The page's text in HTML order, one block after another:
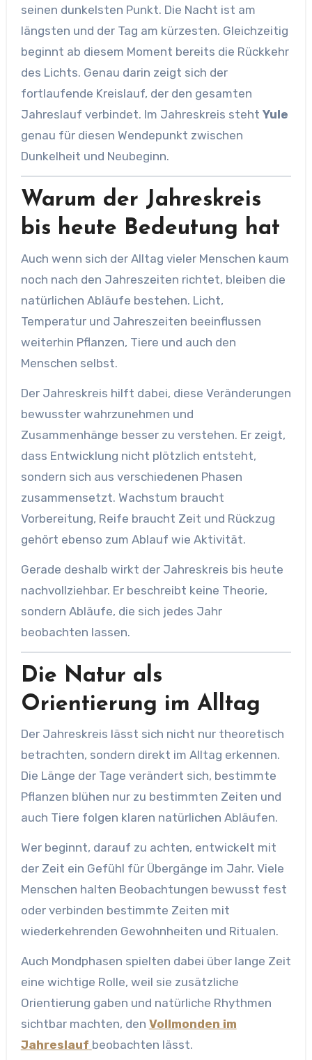
seinen dunkelsten Punkt. Die Nacht ist am
längsten und der Tag am kürzesten. Gleichzeitig
beginnt ab diesem Moment bereits die Rückkehr
des Lichts. Genau darin zeigt sich der
fortlaufende Kreislauf, der den gesamten
Jahreslauf verbindet. Im Jahreskreis steht Yule
genau für diesen Wendepunkt zwischen
Dunkelheit und Neubeginn.
Warum der Jahreskreis
bis heute Bedeutung hat
Auch wenn sich der Alltag vieler Menschen kaum
noch nach den Jahreszeiten richtet, bleiben die
natürlichen Abläufe bestehen. Licht,
Temperatur und Jahreszeiten beeinflussen
weiterhin Pflanzen, Tiere und auch den
Menschen selbst.
Der Jahreskreis hilft dabei, diese Veränderungen
bewusster wahrzunehmen und
Zusammenhänge besser zu verstehen. Er zeigt,
dass Entwicklung nicht plötzlich entsteht,
sondern sich aus verschiedenen Phasen
zusammensetzt. Wachstum braucht
Vorbereitung, Reife braucht Zeit und Rückzug
gehört ebenso zum Ablauf wie Aktivität.
Gerade deshalb wirkt der Jahreskreis bis heute
nachvollziehbar. Er beschreibt keine Theorie,
sondern Abläufe, die sich jedes Jahr
beobachten lassen.
Die Natur als
Orientierung im Alltag
Der Jahreskreis lässt sich nicht nur theoretisch
betrachten, sondern direkt im Alltag erkennen.
Die Länge der Tage verändert sich, bestimmte
Pflanzen blühen nur zu bestimmten Zeiten und
auch Tiere folgen klaren natürlichen Abläufen.
Wer beginnt, darauf zu achten, entwickelt mit
der Zeit ein Gefühl für Übergänge im Jahr. Viele
Menschen halten Beobachtungen bewusst fest
oder verbinden bestimmte Zeiten mit
wiederkehrenden Gewohnheiten und Ritualen.
Auch Mondphasen spielten dabei über lange Zeit
eine wichtige Rolle, weil sie zusätzliche
Orientierung gaben und natürliche Rhythmen
sichtbar machten, den Vollmonden im
Jahreslauf beobachten lässt.